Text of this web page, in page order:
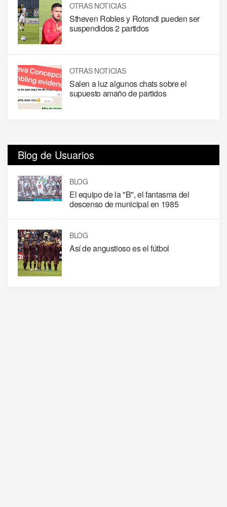
OTRAS NOTICIAS
Stheven Robles y Rotondi pueden ser
suspendidos 2 partidos
OTRAS NOTICIAS
Salen a luz algunos chats sobre el
supuesto amaño de partidos
Blog de Usuarios
BLOG
El equipo de la "B", el fantasma del
descenso de municipal en 1985
BLOG
Así de angustioso es el fútbol